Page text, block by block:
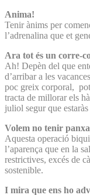
Anima!
Tenir ànims per
l’adrenalina que et
Ara tot és un corre-
Ah! Depèn del que
d’arribar a les
poc greix corporal,
tracta de millorar els
juliol segur que
Volem no tenir
Aquesta operació
l’aparença que en la
restrictives, excés de
sostenible.
I mira que ens ho